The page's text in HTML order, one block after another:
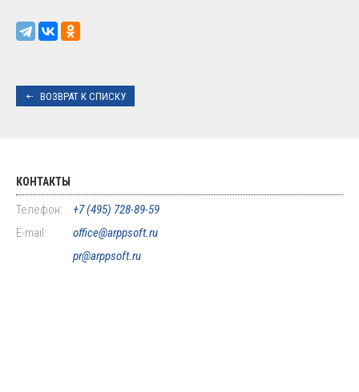
ВОЗВРАТ К СПИСКУ
КОНТАКТЫ
Телефон:
+7 (495) 728-89-59
E-mail:
office@arppsoft.ru
pr@arppsoft.ru